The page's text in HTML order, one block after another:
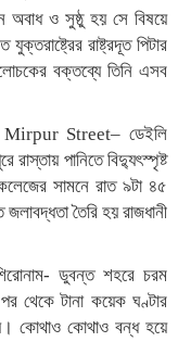
অবাধ ও সুষ্ঠু হয় সে বিষয়ে
রাষ্ট্রদূত পিটার
বক্তব্যে তিনি এসব
Street– ডেইলি
রাস্তায় পানিতে বিদ্যুৎস্পৃষ্ট
সামনে রাত ৯টা ৪৫
জলাবদ্ধতা তৈরি হয় রাজধানী
ডুবন্ত শহরে চরম
থেকে টানা কয়েক ঘণ্টার
কোথাও কোথাও বন্ধ হয়ে